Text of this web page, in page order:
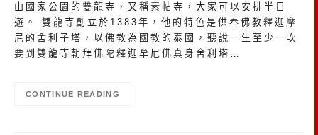
山國家公園的雙龍寺，又稱素帖寺，大家可以安排半日
遊。 雙龍寺創立於1383年，他的特色是供奉佛教釋迦摩
尼的舍利子塔，以佛教為國教的泰國，聽說一生至少一次
要到雙龍寺朝拜佛陀釋迦牟尼佛真身舍利塔…
CONTINUE READING